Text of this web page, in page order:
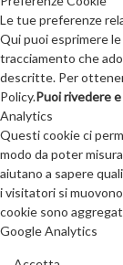
Le tue preferenze
Qui puoi esprimere
tracciamento che
descritte. Per
Policy.Puoi rivedere
Analytics
Questi cookie ci
modo da poter
aiutano a sapere
i visitatori si
cookie sono
Google Analytics